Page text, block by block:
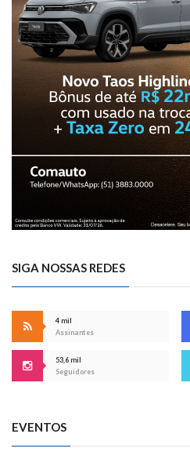
SIGA NOSSAS REDES
4 mil
Assinantes
53,6 mil
Seguidores
EVENTOS